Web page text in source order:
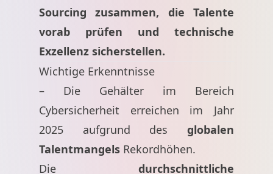
Sourcing zusammen, die Talente
vorab prüfen und technische
Exzellenz sicherstellen.
Wichtige Erkenntnisse
– Die Gehälter im Bereich
Cybersicherheit erreichen im Jahr
2025 aufgrund des globalen
Talentmangels Rekordhöhen.
Die durchschnittliche